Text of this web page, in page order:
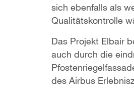
sich ebenfalls als
Qualitätskontrolle
Das Projekt Elbair
auch durch die
des Airbus